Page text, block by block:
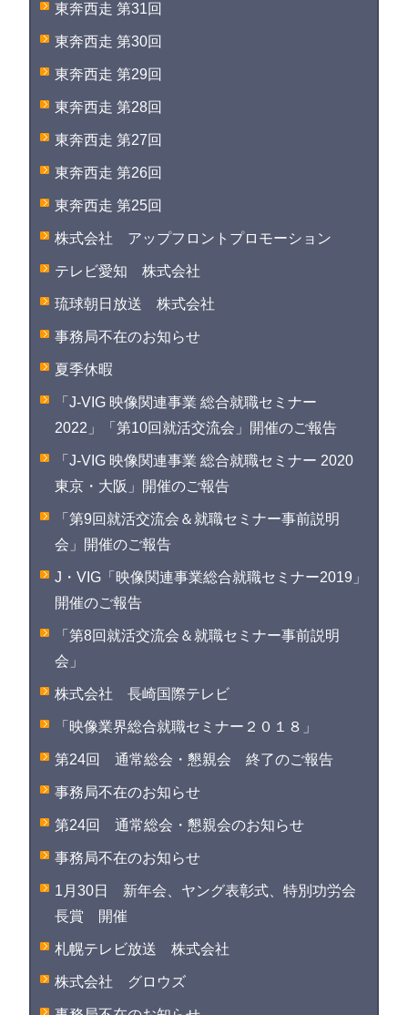
東奔西走 第31回
東奔西走 第30回
東奔西走 第29回
東奔西走 第28回
東奔西走 第27回
東奔西走 第26回
東奔西走 第25回
株式会社 アップフロントプロモーション
テレビ愛知 株式会社
琉球朝日放送 株式会社
事務局不在のお知らせ
夏季休暇
「J-VIG 映像関連事業 総合就職セミナー
2022」「第10回就活交流会」開催のご報告
「J-VIG 映像関連事業 総合就職セミナー 2020
東京・大阪」開催のご報告
「第9回就活交流会＆就職セミナー事前説明
会」開催のご報告
J・VIG「映像関連事業総合就職セミナー2019」
開催のご報告
「第8回就活交流会＆就職セミナー事前説明
会」
株式会社 長崎国際テレビ
「映像業界総合就職セミナー２０１８」
第24回 通常総会・懇親会 終了のご報告
事務局不在のお知らせ
第24回 通常総会・懇親会のお知らせ
事務局不在のお知らせ
1月30日 新年会、ヤング表彰式、特別功労会
長賞 開催
札幌テレビ放送 株式会社
株式会社 グロウズ